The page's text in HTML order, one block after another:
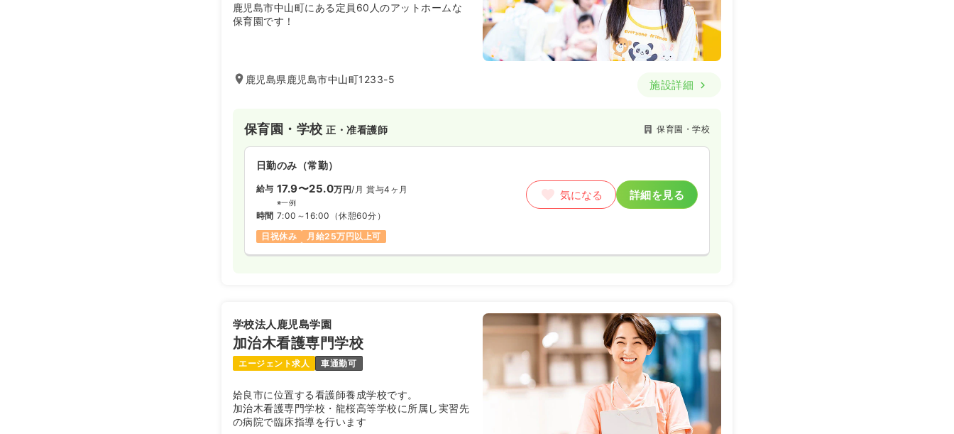
鹿児島市中山町にある定員60人のアットホームな
保育園です！
鹿児島県鹿児島市中山町1233-5 施設詳細
保育園・学校正・准看護師 保育園・学校
日勤のみ（常勤）
給与 17.9〜25.0万円/月 賞与4ヶ月
※一例
時間 7:00～16:00 （休憩60分）
日祝休み
月給25万円以上可
気になる 詳細を見る
学校法人鹿児島学園
加治木看護専門学校
エージェント求人 車通勤可
姶良市に位置する看護師養成学校です。
加治木看護専門学校・龍桜高等学校に所属し実習先
の病院で臨床指導を行います